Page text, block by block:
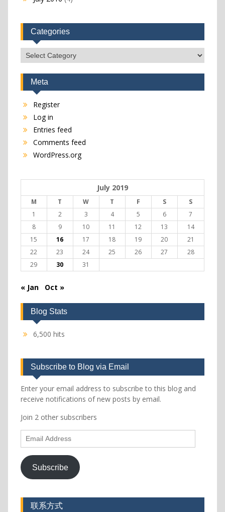
Categories
Categories
Meta
Register
Log in
Entries feed
Comments feed
WordPress.org
July 2019
M T W T F S
S
1
2 3 4 5 6
7
8
9 10 11 12 13
14
15
16 17 18 19 20
21
22
23 24 25 26 27
28
29
30 31
« Jan Oct »
Blog Stats
6,500 hits
Subscribe to Blog via Email
Enter your email address to subscribe to this blog and
receive notifications of new posts by email.
Join 2 other subscribers
Email
Address
Subscribe
联系方式